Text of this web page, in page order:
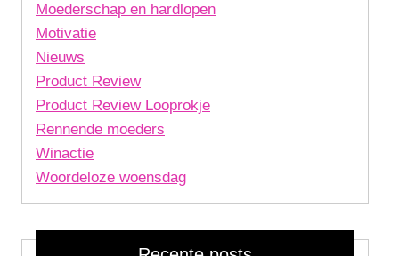
Moederschap en hardlopen
Motivatie
Nieuws
Product Review
Product Review Looprokje
Rennende moeders
Winactie
Woordeloze woensdag